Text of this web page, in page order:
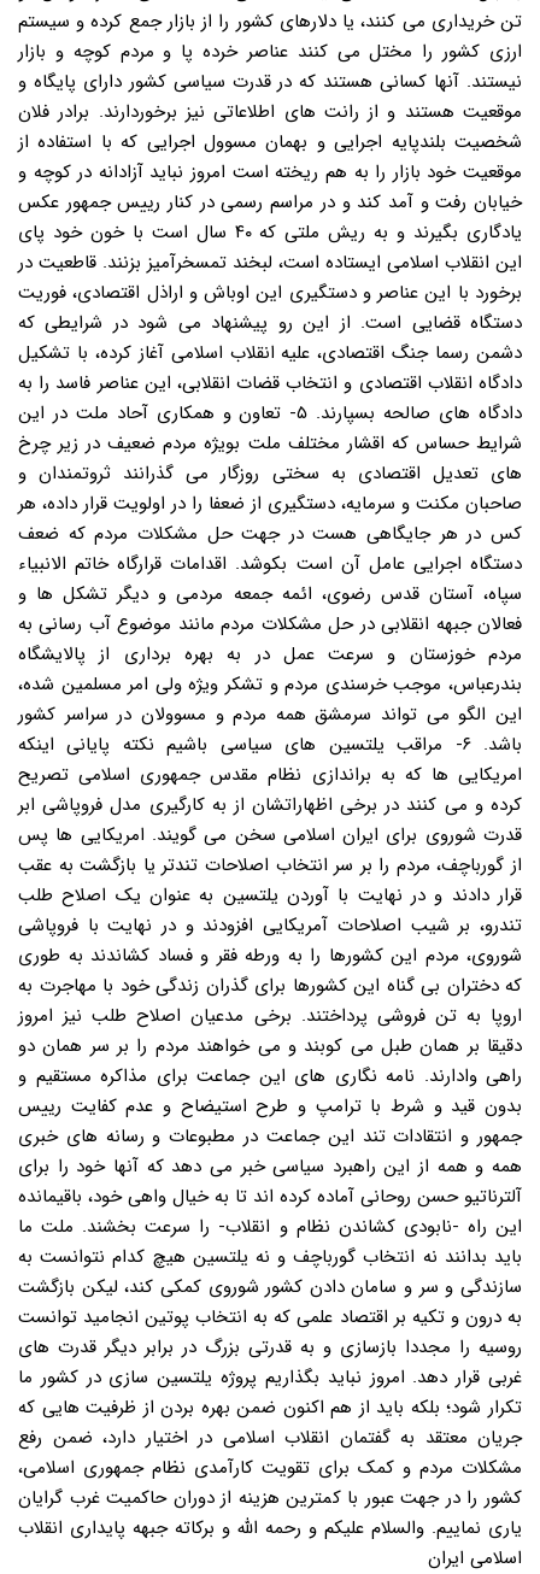
تن خریداری می کنند، یا دلارهای کشور را از بازار جمع کرده و سیستم
ارزی کشور را مختل می کنند عناصر خرده پا و مردم کوچه و بازار
نیستند. آنها کسانی هستند که در قدرت سیاسی کشور دارای پایگاه و
موقعیت هستند و از رانت های اطلاعاتی نیز برخوردارند. برادر فلان
شخصیت بلندپایه اجرایی و بهمان مسوول اجرایی که با استفاده از
موقعیت خود بازار را به هم ریخته است امروز نباید آزادانه در کوچه و
خیابان رفت و آمد کند و در مراسم رسمی در کنار رییس جمهور عکس
یادگاری بگیرند و به ریش ملتی که ۴۰ سال است با خون خود پای
این انقلاب اسلامی ایستاده است، لبخند تمسخرآمیز بزنند. قاطعیت در
برخورد با این عناصر و دستگیری این اوباش و اراذل اقتصادی، فوریت
دستگاه قضایی است. از این رو پیشنهاد می شود در شرایطی که
دشمن رسما جنگ اقتصادی، علیه انقلاب اسلامی آغاز کرده، با تشکیل
دادگاه انقلاب اقتصادی و انتخاب قضات انقلابی، این عناصر فاسد را به
دادگاه های صالحه بسپارند. ۵- تعاون و همکاری آحاد ملت در این
شرایط حساس که اقشار مختلف ملت بویژه مردم ضعیف در زیر چرخ
های تعدیل اقتصادی به سختی روزگار می گذرانند ثروتمندان و
صاحبان مکنت و سرمایه، دستگیری از ضعفا را در اولویت قرار داده، هر
کس در هر جایگاهی هست در جهت حل مشکلات مردم که ضعف
دستگاه اجرایی عامل آن است بکوشد. اقدامات قرارگاه خاتم الانبیاء
سپاه، آستان قدس رضوی، ائمه جمعه مردمی و دیگر تشکل ها و
فعالان جبهه انقلابی در حل مشکلات مردم مانند موضوع آب رسانی به
مردم خوزستان و سرعت عمل در به بهره برداری از پالایشگاه
بندرعباس، موجب خرسندی مردم و تشکر ویژه ولی امر مسلمین شده،
این الگو می تواند سرمشق همه مردم و مسوولان در سراسر کشور
باشد. ۶- مراقب یلتسین های سیاسی باشیم نکته پایانی اینکه
امریکایی ها که به براندازی نظام مقدس جمهوری اسلامی تصریح
کرده و می کنند در برخی اظهاراتشان از به کارگیری مدل فروپاشی ابر
قدرت شوروی برای ایران اسلامی سخن می گویند. امریکایی ها پس
از گورباچف، مردم را بر سر انتخاب اصلاحات تندتر یا بازگشت به عقب
قرار دادند و در نهایت با آوردن یلتسین به عنوان یک اصلاح طلب
تندرو، بر شیب اصلاحات آمریکایی افزودند و در نهایت با فروپاشی
شوروی، مردم این کشورها را به ورطه فقر و فساد کشاندند به طوری
که دختران بی گناه این کشورها برای گذران زندگی خود با مهاجرت به
اروپا به تن فروشی پرداختند. برخی مدعیان اصلاح طلب نیز امروز
دقیقا بر همان طبل می کوبند و می خواهند مردم را بر سر همان دو
راهی وادارند. نامه نگاری های این جماعت برای مذاکره مستقیم و
بدون قید و شرط با ترامپ و طرح استیضاح و عدم کفایت رییس
جمهور و انتقادات تند این جماعت در مطبوعات و رسانه های خبری
همه و همه از این راهبرد سیاسی خبر می دهد که آنها خود را برای
آلترناتیو حسن روحانی آماده کرده اند تا به خیال واهی خود، باقیمانده
این راه -نابودی کشاندن نظام و انقلاب- را سرعت بخشند. ملت ما
باید بدانند نه انتخاب گورباچف و نه یلتسین هیچ کدام نتوانست به
سازندگی و سر و سامان دادن کشور شوروی کمکی کند، لیکن بازگشت
به درون و تکیه بر اقتصاد علمی که به انتخاب پوتین انجامید توانست
روسیه را مجددا بازسازی و به قدرتی بزرگ در برابر دیگر قدرت های
غربی قرار دهد. امروز نباید بگذاریم پروژه یلتسین سازی در کشور ما
تکرار شود؛ بلکه باید از هم اکنون ضمن بهره بردن از ظرفیت هایی که
جریان معتقد به گفتمان انقلاب اسلامی در اختیار دارد، ضمن رفع
مشکلات مردم و کمک برای تقویت کارآمدی نظام جمهوری اسلامی،
کشور را در جهت عبور با کمترین هزینه از دوران حاکمیت غرب گرایان
یاری نماییم. والسلام علیکم و رحمه الله و برکاته جبهه پایداری انقلاب
اسلامی ایران